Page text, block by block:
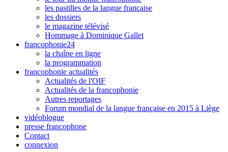
les pastilles de la langue française
les dossiers
le magazine télévisé
Hommage à Dominique Gallet
francophonie24
la chaîne en ligne
la programmation
francophonie actualités
Actualités de l'OIF
Actualités de la francophonie
Autres reportages
Forum mondial de la langue française en 2015 à Liège
vidéoblogue
presse francophone
Contact
connexion